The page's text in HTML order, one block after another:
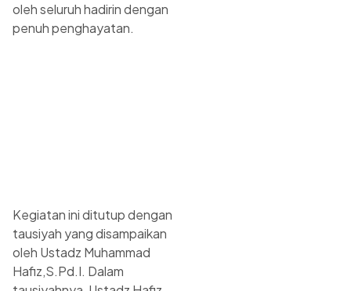
oleh seluruh hadirin dengan
penuh penghayatan.
Kegiatan ini ditutup dengan
tausiyah yang disampaikan
oleh Ustadz Muhammad
Hafiz,S.Pd.I. Dalam